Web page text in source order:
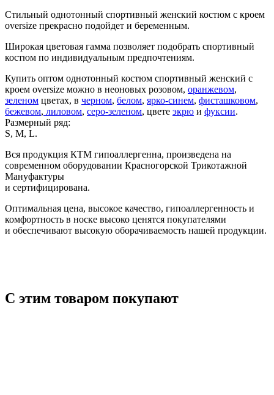
Стильный однотонный спортивный женский костюм с кроем
oversize прекрасно подойдет и беременным.
Широкая цветовая гамма позволяет подобрать спортивный
костюм по индивидуальным предпочтениям.
Купить оптом однотонный костюм спортивный женский с
кроем oversize можно в неоновых розовом, оранжевом,
зеленом цветах, в черном, белом, ярко-синем, фисташковом,
бежевом, лиловом, серо-зеленом, цвете экрю и фуксии.
Размерный ряд:
S, M, L.
Вся продукция КТМ гипоаллергенна, произведена на
современном оборудовании Красногорской Трикотажной
Мануфактуры
и сертифицирована.
Оптимальная цена, высокое качество, гипоаллергенность и
комфортность в носке высоко ценятся покупателями
и обеспечивают высокую оборачиваемость нашей продукции.
С этим товаром покупают